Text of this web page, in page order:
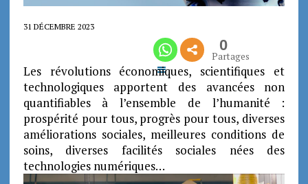
31 DÉCEMBRE 2023
0
Partages
Les révolutions économiques, scientifiques et
technologiques apportent des avancées non
quantifiables à l’ensemble de l’humanité :
prospérité pour tous, progrès pour tous, diverses
améliorations sociales, meilleures conditions de
soins, diverses facilités sociales nées des
technologies numériques…